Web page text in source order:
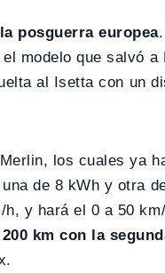
posguerra europea
modelo que salvó a
al Isetta con un
los cuales ya
de 8 kWh y otra
y hará el 0 a 50
km con la